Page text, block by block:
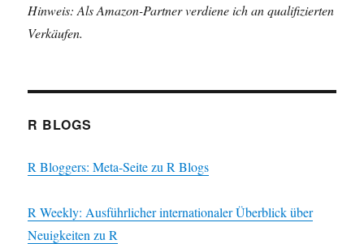
Hinweis: Als Amazon-Partner verdiene ich an qualifizierten
Verkäufen.
R BLOGS
R Bloggers: Meta-Seite zu R Blogs
R Weekly: Ausführlicher internationaler Überblick über
Neuigkeiten zu R